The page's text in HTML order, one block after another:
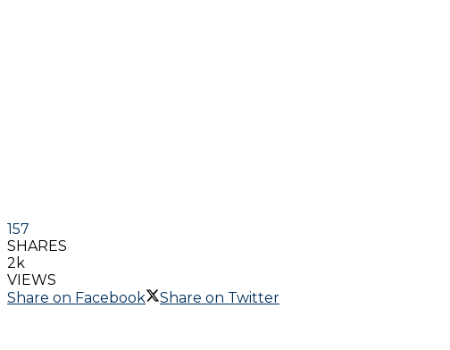
157
SHARES
2k
VIEWS
Share on Facebook
Share on Twitter